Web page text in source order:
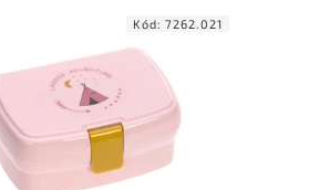
Kód: 7262.021